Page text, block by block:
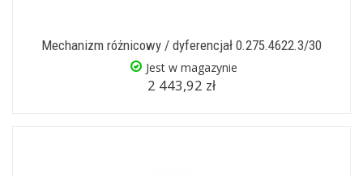
Mechanizm różnicowy / dyferencjał 0.275.4622.3/30
Jest w magazynie
2 443,92 zł